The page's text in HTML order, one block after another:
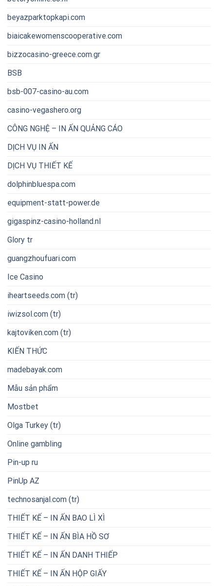
beyazparktopkapi.com
biaicakewomenscooperative.com
bizzocasino-greece.com.gr
BSB
bsb-007-casino-au.com
casino-vegashero.org
CÔNG NGHỆ – IN ẤN QUẢNG CÁO
DỊCH VỤ IN ẤN
DỊCH VỤ THIẾT KẾ
dolphinbluespa.com
equipment-statt-power.de
gigaspinz-casino-holland.nl
Glory tr
guangzhoufuari.com
Ice Casino
iheartseeds.com (tr)
iwizsol.com (tr)
kajtoviken.com (tr)
KIẾN THỨC
madebayak.com
Mẫu sản phẩm
Mostbet
Olga Turkey (tr)
Online gambling
Pin-up ru
PinUp AZ
technosanjal.com (tr)
THIẾT KẾ – IN ẤN BAO LÌ XÌ
THIẾT KẾ – IN ẤN BÌA HỒ SƠ
THIẾT KẾ – IN ẤN DANH THIẾP
THIẾT KẾ – IN ẤN HỘP GIẤY